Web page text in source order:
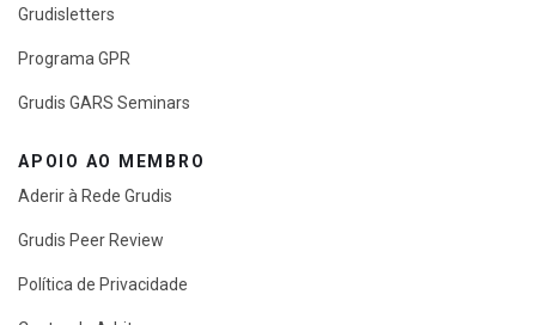
Grudisletters
Programa GPR
Grudis GARS Seminars
APOIO AO MEMBRO
Aderir à Rede Grudis
Grudis Peer Review
Política de Privacidade